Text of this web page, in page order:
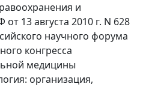
и
13 августа 2010 г. N 628
научного форума
конгресса
медицины
организация,